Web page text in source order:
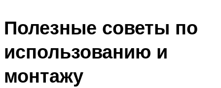
Полезные советы по
использованию и
монтажу